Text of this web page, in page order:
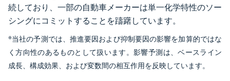
続しており、一部の自動車メーカーは単一化学特性のソー
シングにコミットすることを躊躇しています。
*当社の予測では、推進要因および抑制要因の影響を加算的ではな
く方向性のあるものとして扱います。影響予測は、ベースライン
成長、構成効果、および変数間の相互作用を反映しています。